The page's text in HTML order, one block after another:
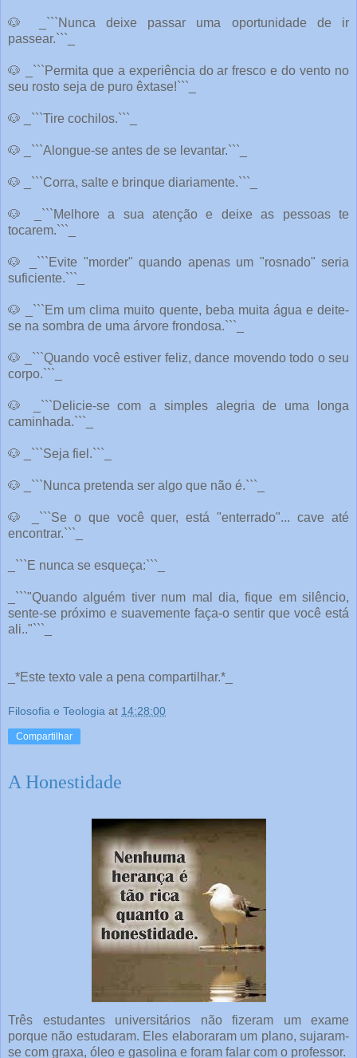
🐶
_```Nunca deixe passar uma oportunidade de ir
passear.```_
🐶
_```Permita que a experiência do ar fresco e do vento no
seu rosto seja de puro êxtase!```_
🐶 _```Tire cochilos.```_
🐶 _```Alongue-se antes de se levantar.```_
🐶 _```Corra, salte e brinque diariamente.```_
🐶
_```Melhore a sua atenção e deixe as pessoas te
tocarem.```_
🐶
_```Evite "morder" quando apenas um "rosnado" seria
suficiente.```_
🐶
_```Em um clima muito quente, beba muita água e deite-
se na sombra de uma árvore frondosa.```_
🐶 _```Quando você estiver feliz, dance movendo todo o seu
corpo.```_
🐶
_```Delicie-se com a simples alegria de uma longa
caminhada.```_
🐶 _```Seja fiel.```_
🐶 _```Nunca pretenda ser algo que não é.```_
🐶
_```Se o que você quer, está "enterrado"... cave até
encontrar.```_
_```E nunca se esqueça:```_
_```"Quando alguém tiver num mal dia, fique em silêncio,
sente-se próximo e suavemente faça-o sentir que você está
ali.."```_
_*Este texto vale a pena compartilhar.*_
Filosofia e Teologia at 14:28:00
Compartilhar
A Honestidade
Três estudantes universitários não fizeram um exame
porque não estudaram. Eles elaboraram um plano, sujaram-
se com graxa, óleo e gasolina e foram falar com o professor.